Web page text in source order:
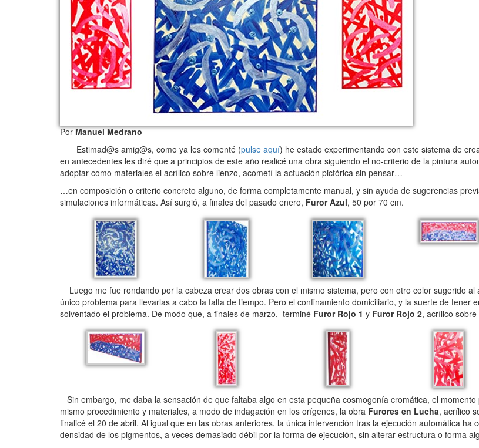
PorManuel Medrano
Estimad@s amig@s, como ya les comenté (pulse aquí) he estado experimentando con este sistema de
en antecedentes les diré que a principios de este año realicé una obra siguiendo el no-criterio de la pintura
adoptar como materiales el acrílico sobre lienzo, acometí la actuación pictórica sin pensar…
…en composición o criterio concreto alguno, de forma completamente manual, y sin ayuda de sugerencias
simulaciones informáticas. Así surgió, a finales del pasado enero, Furor Azul, 50 por 70 cm.
Luego me fue rondando por la cabeza crear dos obras con el mismo sistema, pero con otro color sugerido al
único problema para llevarlas a cabo la falta de tiempo. Pero el confinamiento domiciliario, y la suerte de tener
solventado el problema. De modo que, a finales de marzo, terminé Furor Rojo 1 y Furor Rojo 2, acrílico
Sin embargo, me daba la sensación de que faltaba algo en esta pequeña cosmogonía cromática, el
mismo procedimiento y materiales, a modo de indagación en los orígenes, la obra Furores en Lucha, acrílico
finalicé el 20 de abril. Al igual que en las obras anteriores, la única intervención tras la ejecución automática ha
densidad de los pigmentos, a veces demasiado débil por la forma de ejecución, sin alterar estructura o forma